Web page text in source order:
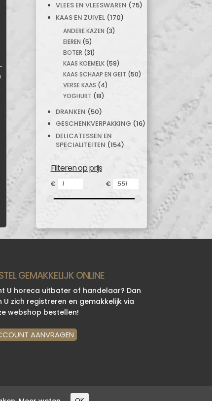
VLEES EN VLEESWAREN (75)
KAAS EN ZUIVEL (170)
ANDERE KAZEN (3)
EIEREN (5)
BOTER (31)
KAAS KOEMELK (59)
KAAS SCHAAP EN GEIT (50)
VERSE KAAS (4)
YOGHURT (18)
DRANKEN (50)
GESCHENKVERPAKKING (16)
DELICATESSEN EN
SPECIALITEITEN (154)
Filteren op prijs
€ €
GEMAKKELIJK ONLINE
U horeca uitbater of handelaar? Dan
U zich registreren en gemakkelijk via
webshop bestellen!
AANVRAGEN